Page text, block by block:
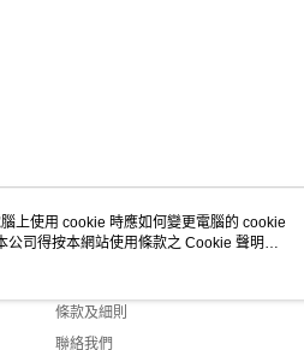
客戶服務
條款及細則
聯絡我們
上使用 cookie 時應如何變更電腦的 cookie
公司得按本網站使用條款之 Cookie 聲明使